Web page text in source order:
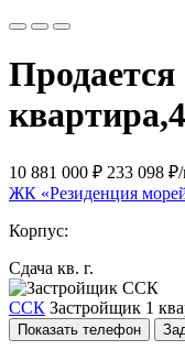
квартира,
10 881 000 ₽ 233 098 ₽/
ЖК «Резиденция
Корпус:
Сдача кв. г.
ССК Застройщик 1
Показать телефон